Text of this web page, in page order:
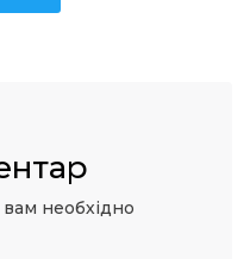
необхідно